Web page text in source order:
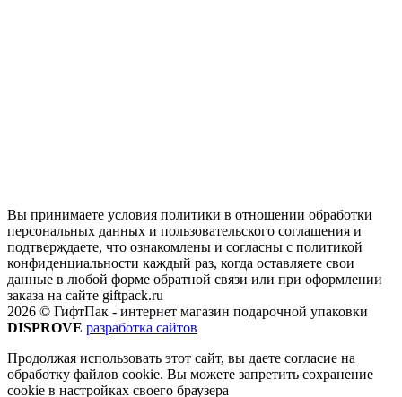
Вы принимаете условия политики в отношении обработки
персональных данных и пользовательского соглашения и
подтверждаете, что ознакомлены и согласны с политикой
конфиденциальности каждый раз, когда оставляете свои
данные в любой форме обратной связи или при оформлении
заказа на сайте giftpack.ru
2026 © ГифтПак - интернет магазин подарочной упаковки
DISPROVE разработка сайтов
Продолжая использовать этот сайт, вы даете согласие на
обработку файлов cookie. Вы можете запретить сохранение
cookie в настройках своего браузера